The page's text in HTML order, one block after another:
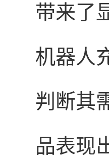
带来了
机器人
判断其
品表现